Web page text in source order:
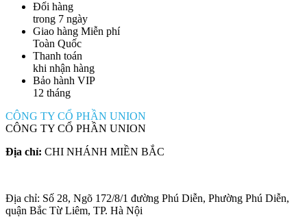
Đổi hàng
trong 7 ngày
Giao hàng Miễn phí
Toàn Quốc
Thanh toán
khi nhận hàng
Bảo hành VIP
12 tháng
CÔNG TY CỔ PHẦN UNION
CÔNG TY CỔ PHẦN UNION
Địa chỉ: CHI NHÁNH MIỀN BẮC
Địa chỉ: Số 28, Ngõ 172/8/1 đường Phú Diễn, Phường Phú Diễn,
quận Bắc Từ Liêm, TP. Hà Nội